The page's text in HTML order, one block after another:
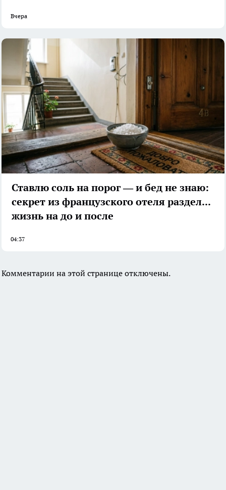
Вчера
Ставлю соль на порог — и бед не знаю:
секрет из французского отеля разделил
жизнь на до и после
04:37
Комментарии на этой странице отключены.